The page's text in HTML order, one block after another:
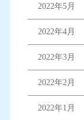
2022年5月
2022年4月
2022年3月
2022年2月
2022年1月